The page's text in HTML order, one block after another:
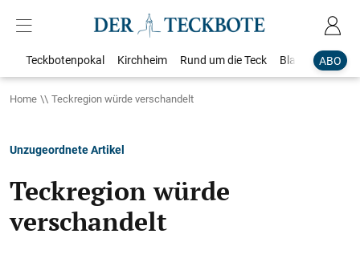
ABO
Teckbotenpokal Kirchheim Rund um die Teck Blaulicht
Home Teckregion würde verschandelt
Unzugeordnete Artikel
Teckregion würde
verschandelt